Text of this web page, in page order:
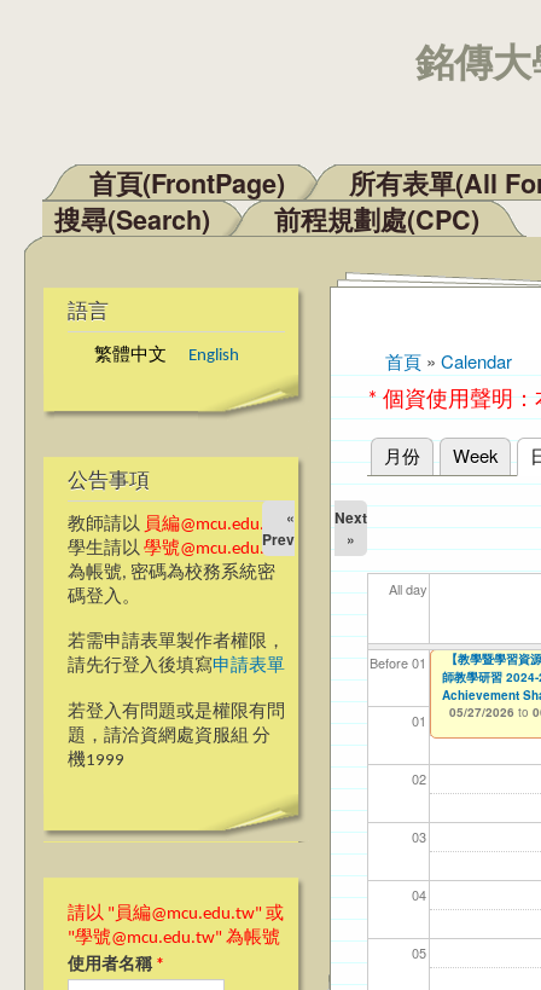
銘傳
主選單
首頁(FrontPage)
所有表單(All
搜尋(Search)
前程規劃處(CPC)
語言
繁體中文 English
公告事項
教師請以 員編@mcu.edu.tw
學生請以 學號@mcu.edu.tw
為帳號, 密碼為校務系統密
碼登入。
若需申請表單製作者權限，
請先行登入後填寫申請表單
若登入有問題或是權限有問
題，請洽資網處資服組 分
機1999
請以 "員編@mcu.edu.tw" 或
"學號@mcu.edu.tw" 為帳號
使用者名稱 *
您在這裡
首頁 » Calendar
* 個資使用聲明
主要索引標籤
月份 Week
«
Prev
Next
»
All day
Before 01
01
02
03
04
05
【資網處】
整合系統～表單
03/27/2013to
12/31/2027
【財務處】工讀
11/12/2021to
07/31/2027
【財務處】漏打
錄
11/15/2021to
07/31/2027
114
04/
114
02/
114
03/
【學
07/
教務
11/
商品
11/
▼▼【台北諮商
05/26/2026to
【教學暨學習
師教學研習
Achievement
05/27/2026 to